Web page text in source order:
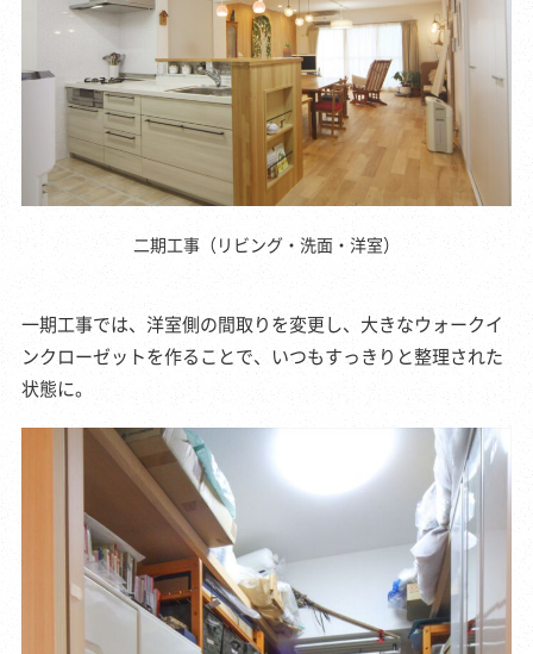
二期工事（リビング・洗面・洋室）
一期工事では、洋室側の間取りを変更し、大きなウォークイ
ンクローゼットを作ることで、いつもすっきりと整理された
状態に。